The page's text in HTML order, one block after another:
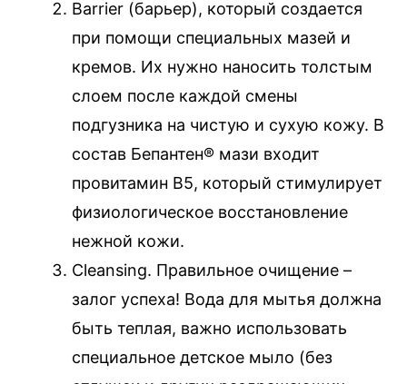
Barrier (барьер), который создается
при помощи специальных мазей и
кремов. Их нужно наносить толстым
слоем после каждой смены
подгузника на чистую и сухую кожу. В
состав Бепантен® мази входит
провитамин В5, который стимулирует
физиологическое восстановление
нежной кожи.
Сleansing. Правильное очищение –
залог успеха! Вода для мытья должна
быть теплая, важно использовать
специальное детское мыло (без